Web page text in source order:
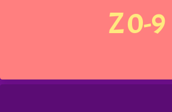
Z0-9